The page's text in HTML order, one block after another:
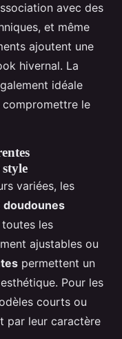
avec des
et même
ajoutent une
hivernal. La
idéale
compromettre le
variées, les
doudounes
les
ajustables ou
permettent un
Pour les
courts ou
par leur caractère